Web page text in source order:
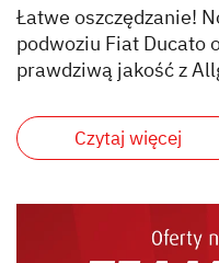
Łatwe oszczędzanie!
podwoziu Fiat Ducato
prawdziwą jakość z
Czytaj więcej